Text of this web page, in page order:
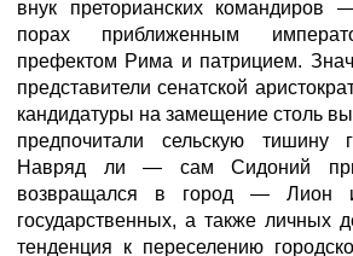
внук преторианских
порах приближенным
префектом Рима и патрицием.
представители сенатской
кандидатуры на замещение столь
предпочитали сельскую тишину
Навряд ли — сам Сидоний
возвращался в город —
государственных, а также личных
тенденция к переселению